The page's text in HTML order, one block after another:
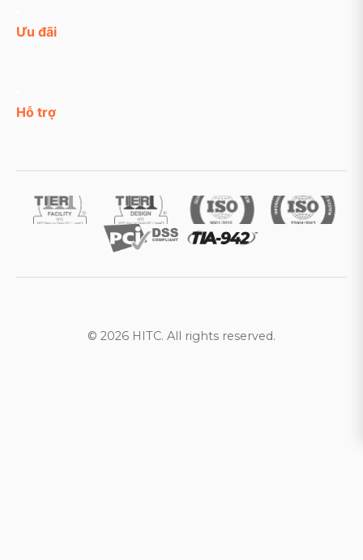
Ưu đãi
Hỗ trợ
© 2026 HITC. All rights reserved.